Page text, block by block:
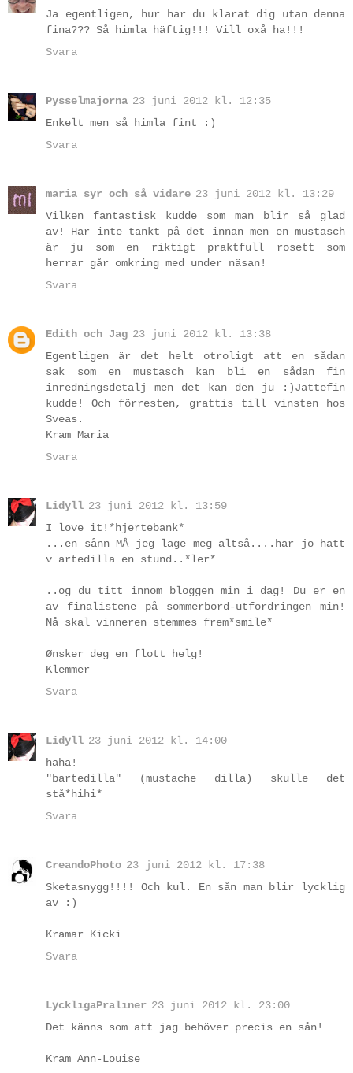
Ja egentligen, hur har du klarat dig utan denna
fina??? Så himla häftig!!! Vill oxå ha!!!
Svara
Pysselmajorna 23 juni 2012 kl. 12:35
Enkelt men så himla fint :)
Svara
maria syr och så vidare 23 juni 2012 kl. 13:29
Vilken fantastisk kudde som man blir så glad
av! Har inte tänkt på det innan men en mustasch
är ju som en riktigt praktfull rosett som
herrar går omkring med under näsan!
Svara
Edith och Jag 23 juni 2012 kl. 13:38
Egentligen är det helt otroligt att en sådan
sak som en mustasch kan bli en sådan fin
inredningsdetalj men det kan den ju :)Jättefin
kudde! Och förresten, grattis till vinsten hos
Sveas.
Kram Maria
Svara
Lidyll 23 juni 2012 kl. 13:59
I love it!*hjertebank*
...en sånn MÅ jeg lage meg altså....har jo hatt
v artedilla en stund..*ler*
..og du titt innom bloggen min i dag! Du er en
av finalistene på sommerbord-utfordringen min!
Nå skal vinneren stemmes frem*smile*
Ønsker deg en flott helg!
Klemmer
Svara
Lidyll 23 juni 2012 kl. 14:00
haha!
"bartedilla" (mustache dilla) skulle det
stå*hihi*
Svara
CreandoPhoto 23 juni 2012 kl. 17:38
Sketasnygg!!!! Och kul. En sån man blir lycklig
av :)
Kramar Kicki
Svara
LyckligaPraliner 23 juni 2012 kl. 23:00
Det känns som att jag behöver precis en sån!
Kram Ann-Louise